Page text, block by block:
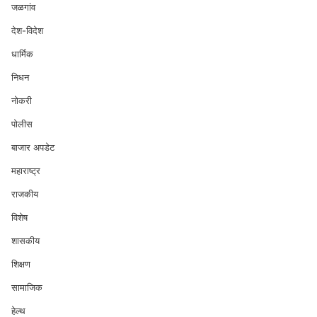
जळगांव
देश-विदेश
धार्मिक
निधन
नोकरी
पोलीस
बाजार अपडेट
महाराष्ट्र
राजकीय
विशेष
शासकीय
शिक्षण
सामाजिक
हेल्थ